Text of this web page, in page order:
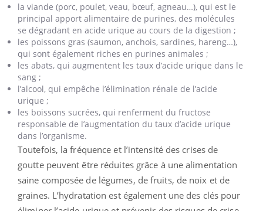
la viande (porc, poulet, veau, bœuf, agneau…), qui est le
principal apport alimentaire de purines, des molécules
se dégradant en acide urique au cours de la digestion ;
les poissons gras (saumon, anchois, sardines, hareng…),
qui sont également riches en purines animales ;
les abats, qui augmentent les taux d’acide urique dans le
sang ;
l’alcool, qui empêche l’élimination rénale de l’acide
urique ;
les boissons sucrées, qui renferment du fructose
responsable de l’augmentation du taux d’acide urique
dans l’organisme.
Toutefois, la fréquence et l’intensité des crises de
goutte peuvent être réduites grâce à une alimentation
saine composée de légumes, de fruits, de noix et de
graines. L’hydratation est également une des clés pour